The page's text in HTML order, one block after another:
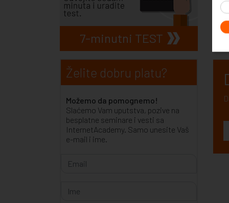
7-minutni TEST
Želite dobru platu?
Možemo da pomognemo!
Slaćemo Vam uputstva, pozive na
besplatne seminare i vesti sa
InternetAcademy. Samo unesite Vaš
e-mail i ime.